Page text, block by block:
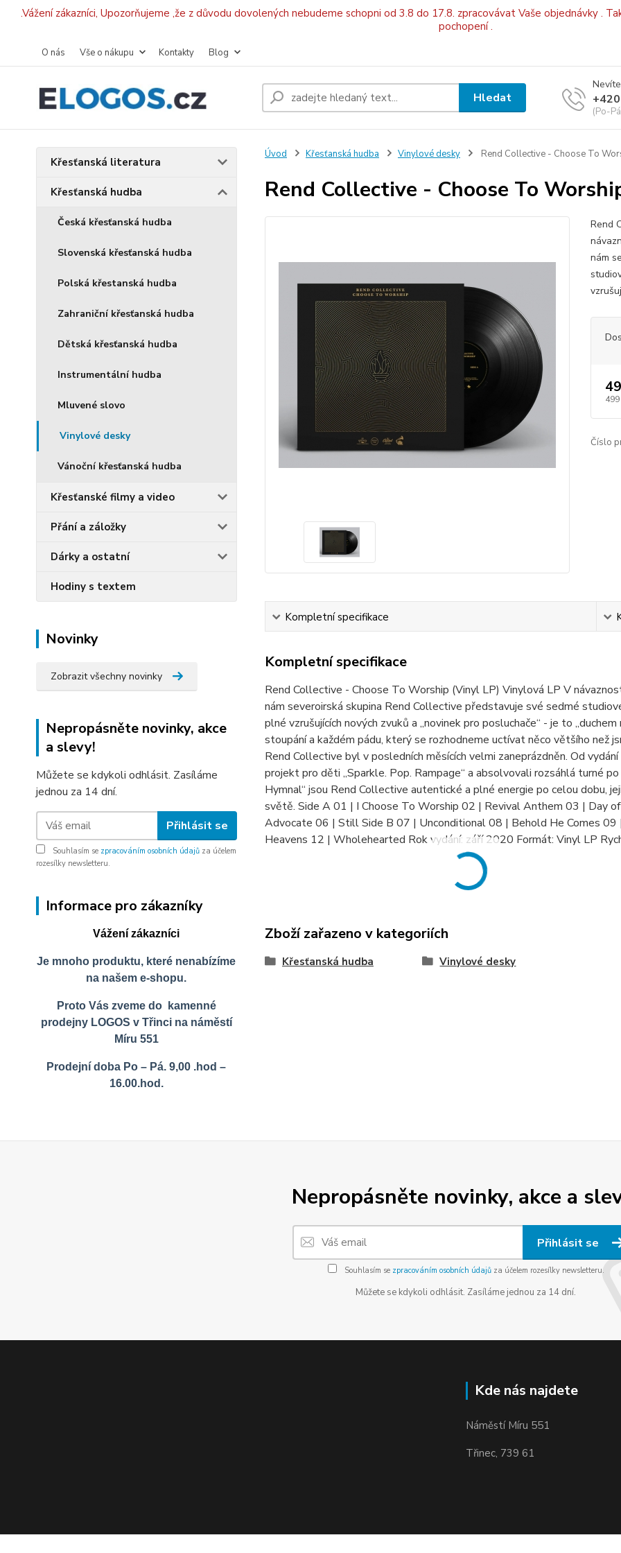
.Vážení zákazníci, Upozorňujeme ,že z důvodu dovolených nebudeme schopni od 3.8 do 17.8. zpracovávat Vaše objednávky .
pochopení .
O nás Vše o nákupu Kontakty Blog
Hledat
(Po-
Křesťanská literatura
Křesťanská hudba
Česká křesťanská hudba
Slovenská křesťanská hudba
Polská křestanská hudba
Zahraniční křesťanská hudba
Dětská křesťanská hudba
Instrumentální hudba
Mluvené slovo
Vinylové desky
Vánoční křesťanská hudba
Křesťanské filmy a video
Přání a záložky
Dárky a ostatní
Hodiny s textem
Novinky
Zobrazit všechny novinky
Nepropásněte novinky, akce
a slevy!
Můžete se kdykoli odhlásit. Zasíláme
jednou za 14 dní.
Přihlásit se
Souhlasím se zpracováním osobních údajů za účelem
rozesílky newsletteru.
Informace pro zákazníky
Vážení zákazníci
Je mnoho produktu, které nenabízíme
na našem e-shopu.
Proto Vás zveme do kamenné
prodejny LOGOS v Třinci na náměstí
Míru 551
Prodejní doba Po – Pá. 9,00 .hod –
16.00.hod.
Úvod Křesťanská hudba Vinylové desky Rend Collective - Choose To
Rend Collective - Choose To
Rend
nám
499
Číslo
Kompletní specifikace
Kompletní specifikace
Rend Collective - Choose To Worship (Vinyl LP) Vinylová LP V
nám severoirská skupina Rend Collective představuje své sedmé
plné vzrušujících nových zvuků a „novinek pro posluchače“ - je to
stoupání a každém pádu, který se rozhodneme uctívat něco většího než
Rend Collective byl v posledních měsících velmi zaneprázdněn. Od
projekt pro děti „Sparkle. Pop. Rampage“ a absolvovali rozsáhlá turné
Hymnal“ jsou Rend Collective autentické a plné energie po celou dobu,
světě. Side A 01 | I Choose To Worship 02 | Revival Anthem 03 | Day
Advocate 06 | Still Side B 07 | Unconditional 08 | Behold He Comes
Heavens 12 | Wholehearted Rok vydání: září 2020 Formát: Vinyl LP
Zboží zařazeno v kategoriích
Křesťanská hudba Vinylové desky
Nepropásněte novinky, akce a
Přihlásit se
Souhlasím se zpracováním osobních údajůza účelem rozesílky newsletteru.
Můžete se kdykoli odhlásit. Zasíláme jednou za 14 dní.
Kde nás najdete
Náměstí Míru 551
Třinec, 739 61